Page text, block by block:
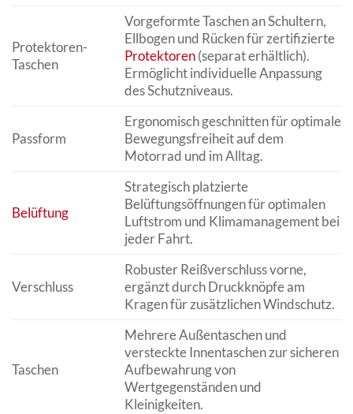
Protektoren-
Taschen
Vorgeformte Taschen an Schultern,
Ellbogen und Rücken für zertifizierte
Protektoren(separat erhältlich).
Ermöglicht individuelle Anpassung
des Schutzniveaus.
Passform
Ergonomisch geschnitten für optimale
Bewegungsfreiheit auf dem
Motorrad und im Alltag.
Belüftung
Strategisch platzierte
Belüftungsöffnungen für optimalen
Luftstrom und Klimamanagement bei
jeder Fahrt.
Verschluss
Robuster Reißverschluss vorne,
ergänzt durch Druckknöpfe am
Kragen für zusätzlichen Windschutz.
Taschen
Mehrere Außentaschen und
versteckte Innentaschen zur sicheren
Aufbewahrung von
Wertgegenständen und
Kleinigkeiten.